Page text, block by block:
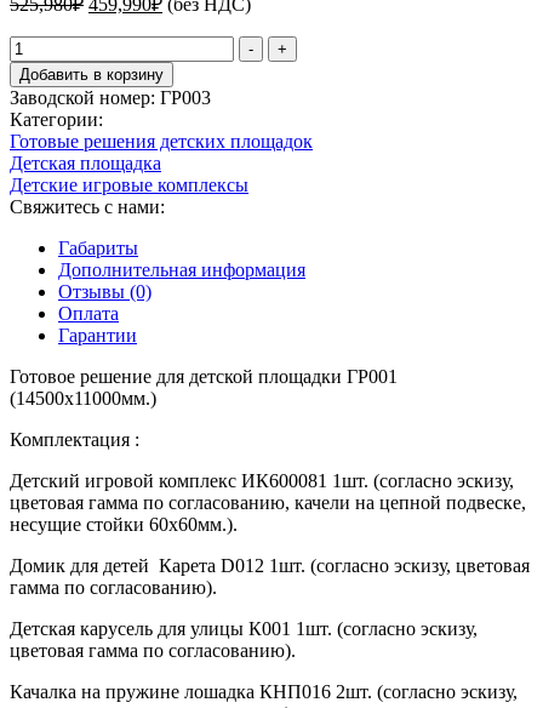
525,980₽
составляла
525,980₽.
459,990₽
цена:
459,990₽.
(без НДС)
Количество
товара
Готовое
решение
для
детской
площадки
ГР001
-
+
Добавить в корзину
Заводской номер: ГР003
Категории:
Готовые решения детских площадок
Детская площадка
Детские игровые комплексы
Свяжитесь с нами:
Габариты
Дополнительная информация
Отзывы (0)
Оплата
Гарантии
Готовое решение для детской площадки ГР001
(14500х11000мм.)
Комплектация :
Детский игровой комплекс ИК600081 1шт. (согласно эскизу,
цветовая гамма по согласованию, качели на цепной подвеске,
несущие стойки 60х60мм.).
Домик для детей Карета D012 1шт. (согласно эскизу, цветовая
гамма по согласованию).
Детская карусель для улицы К001 1шт. (согласно эскизу,
цветовая гамма по согласованию).
Качалка на пружине лошадка КНП016 2шт. (согласно эскизу,